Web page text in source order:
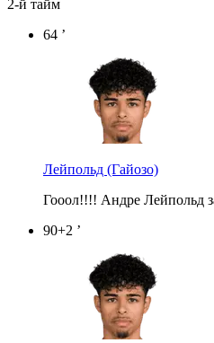
2-й тайм
64 ’
Лейпольд (Гайозо)
Гооол!!!! Андре Лейпольд
90+2 ’